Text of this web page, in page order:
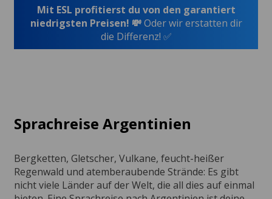
Mit ESL profitierst du von den garantiert
niedrigsten Preisen! 💸Oder wir erstatten dir
die Differenz! ✅
Sprachreise Argentinien
Bergketten, Gletscher, Vulkane, feucht-heißer
Regenwald und atemberaubende Strände: Es gibt
nicht viele Länder auf der Welt, die all dies auf einmal